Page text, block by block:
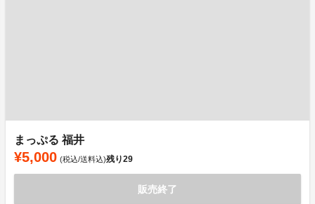
まっぷる 福井
¥5,000 (税込/送料込)残り29
販売終了